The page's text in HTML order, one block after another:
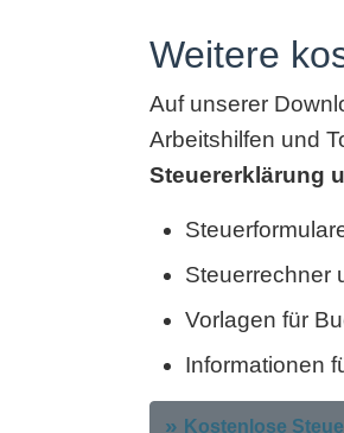
Weitere
Auf unserer
Arbeitshilfen und
Steuererklärung
Steuerrechner
Vorlagen für
Informationen
Kostenlose